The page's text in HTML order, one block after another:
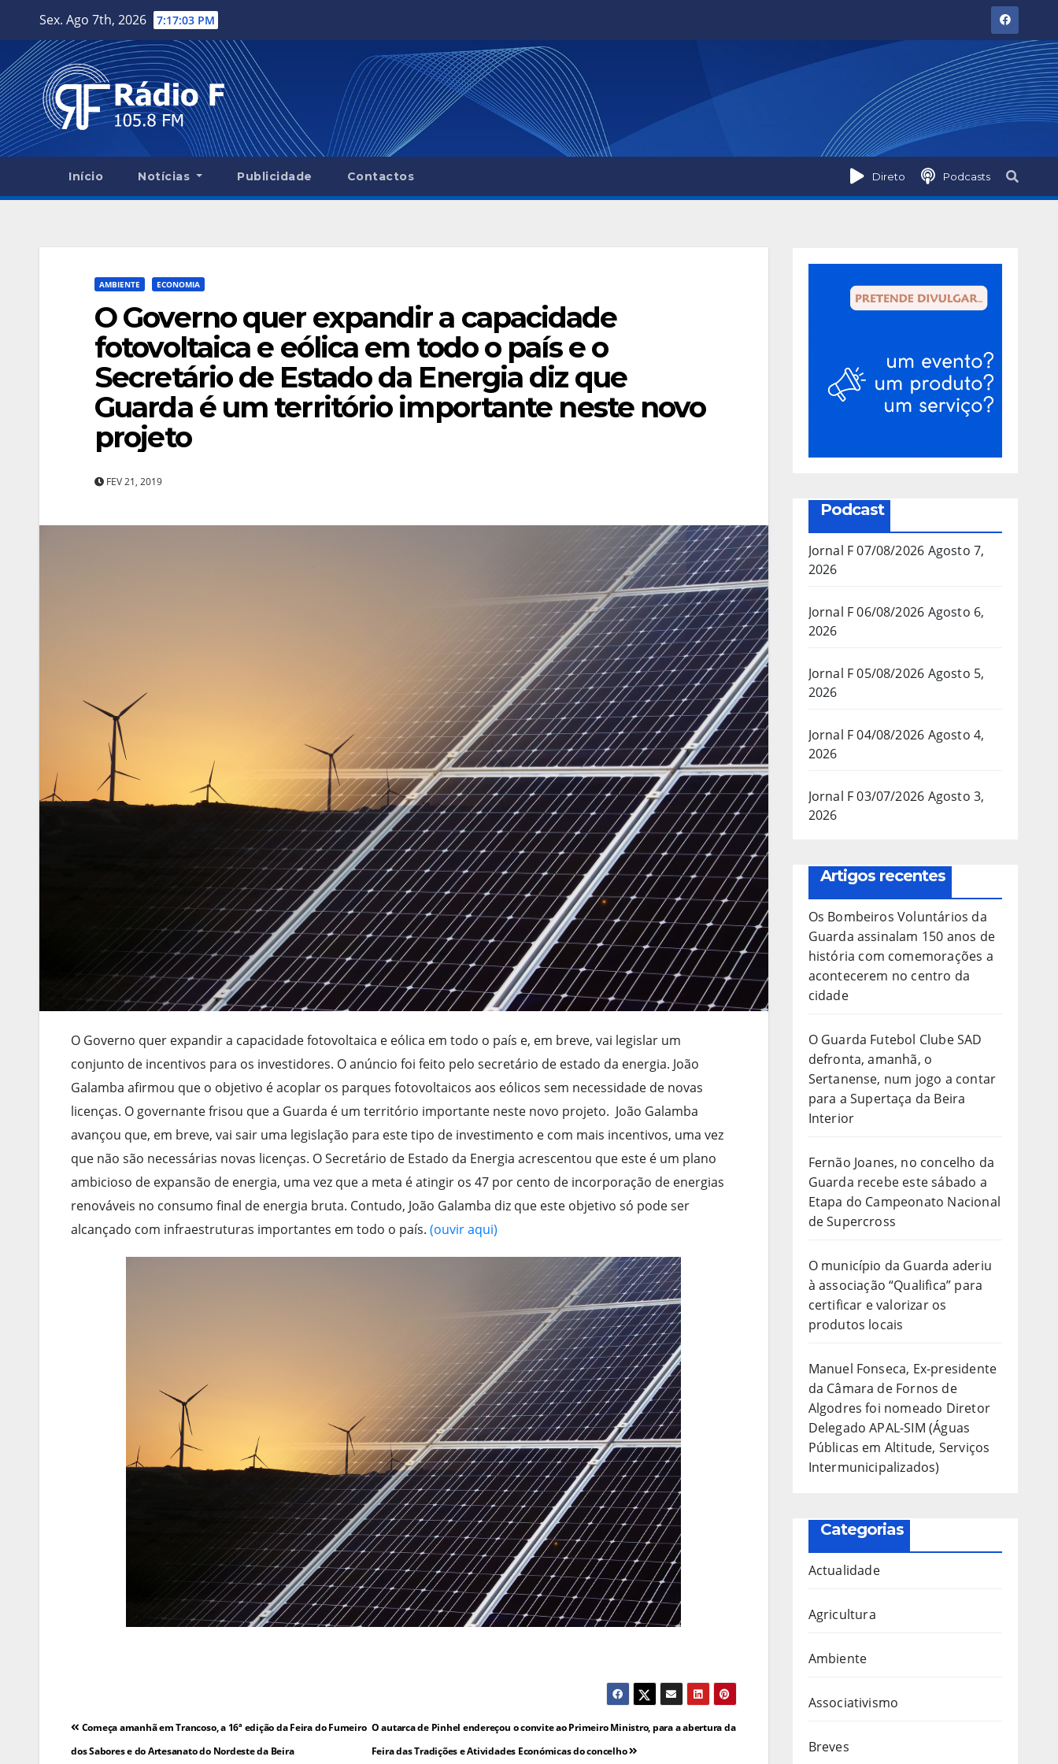
content
Sex. Ago 7th, 2026 7:17:04 PM
Direto Podcasts
Início Notícias Publicidade Contactos
AMBIENTE ECONOMIA
O Governo quer expandir a capacidade
fotovoltaica e eólica em todo o país e o
Secretário de Estado da Energia diz que
Guarda é um território importante neste novo
projeto
FEV 21, 2019
O Governo quer expandir a capacidade fotovoltaica e eólica em todo o país e, em breve, vai legislar um
conjunto de incentivos para os investidores. O anúncio foi feito pelo secretário de estado da energia. João
Galamba afirmou que o objetivo é acoplar os parques fotovoltaicos aos eólicos sem necessidade de novas
licenças. O governante frisou que a Guarda é um território importante neste novo projeto. João Galamba
avançou que, em breve, vai sair uma legislação para este tipo de investimento e com mais incentivos, uma vez
que não são necessárias novas licenças. O Secretário de Estado da Energia acrescentou que este é um plano
ambicioso de expansão de energia, uma vez que a meta é atingir os 47 por cento de incorporação de energias
renováveis no consumo final de energia bruta. Contudo, João Galamba diz que este objetivo só pode ser
alcançado com infraestruturas importantes em todo o país. (ouvir aqui)
Navegação
de
O autarca de Pinhel endereçou o convite ao Primeiro Ministro, para a abertura da
Feira das Tradições e Atividades Económicas do concelho
Começa amanhã em Trancoso, a 16ª edição da Feira do Fumeiro
dos Sabores e do Artesanato do Nordeste da Beira
Podcast
Jornal F 07/08/2026 Agosto 7,
2026
Jornal F 06/08/2026 Agosto 6,
2026
Jornal F 05/08/2026 Agosto 5,
2026
Jornal F 04/08/2026 Agosto 4,
2026
Jornal F 03/07/2026 Agosto 3,
2026
Artigos recentes
Os Bombeiros Voluntários da
Guarda assinalam 150 anos de
história com comemorações a
acontecerem no centro da
cidade
O Guarda Futebol Clube SAD
defronta, amanhã, o
Sertanense, num jogo a contar
para a Supertaça da Beira
Interior
Fernão Joanes, no concelho da
Guarda recebe este sábado a
Etapa do Campeonato Nacional
de Supercross
O município da Guarda aderiu
à associação “Qualifica” para
certificar e valorizar os
produtos locais
Manuel Fonseca, Ex-presidente
da Câmara de Fornos de
Algodres foi nomeado Diretor
Delegado APAL-SIM (Águas
Públicas em Altitude, Serviços
Intermunicipalizados)
Categorias
Actualidade
Agricultura
Ambiente
Associativismo
Breves